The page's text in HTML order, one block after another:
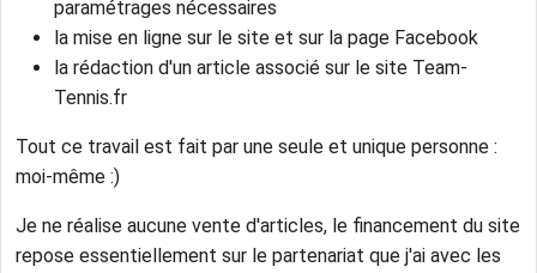
paramétrages nécessaires
la mise en ligne sur le site et sur la page Facebook
la rédaction d'un article associé sur le site Team-
Tennis.fr
Tout ce travail est fait par une seule et unique personne :
moi-même :)
Je ne réalise aucune vente d'articles, le financement du site
repose essentiellement sur le partenariat que j'ai avec les